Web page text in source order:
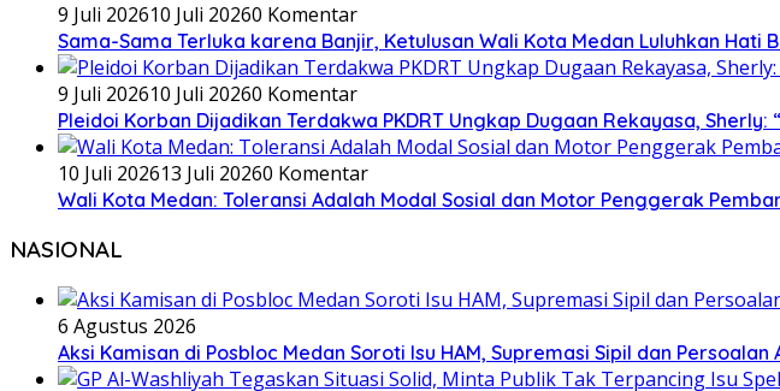
9 Juli 202610 Juli 20260 Komentar
Sama-Sama Terluka karena Banjir, Ketulusan Wali Kota Medan Luluhkan Hati
9 Juli 202610 Juli 20260 Komentar
Pleidoi Korban Dijadikan Terdakwa PKDRT Ungkap Dugaan Rekayasa, Sherly:
10 Juli 202613 Juli 20260 Komentar
Wali Kota Medan: Toleransi Adalah Modal Sosial dan Motor Penggerak
NASIONAL
6 Agustus 2026
Aksi Kamisan di Posbloc Medan Soroti Isu HAM, Supremasi Sipil dan Persoalan